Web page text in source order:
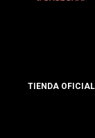
TIENDA OFICIAL